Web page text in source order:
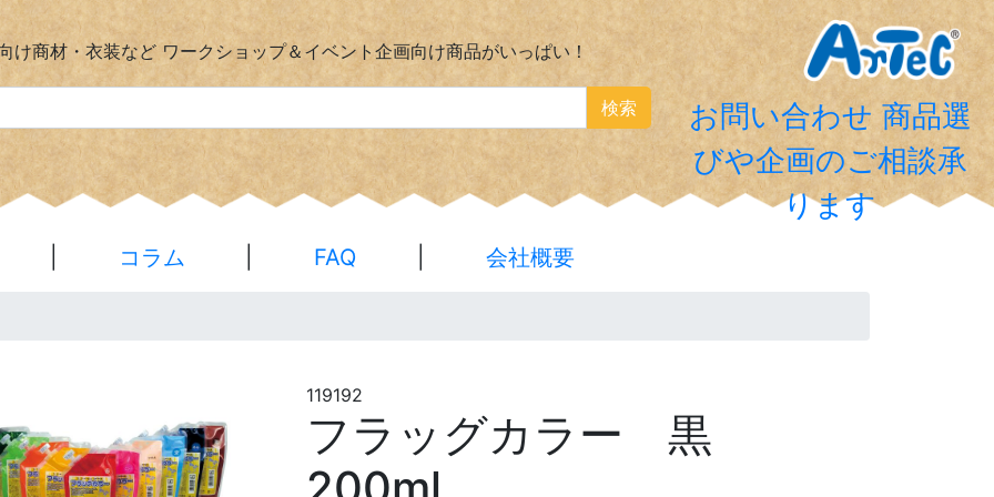
け商材・衣装など ワークショップ＆イベント企画向け商品がいっぱい！
検索 お問い合わせ 商品選
びや企画のご相談承
ります
コラム FAQ 会社概要
119192
フラッグカラー 黒